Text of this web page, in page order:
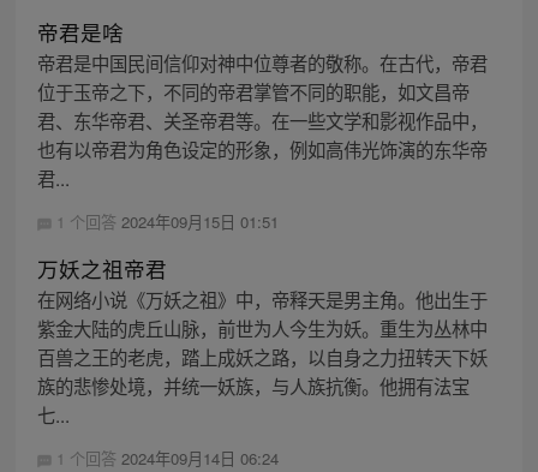
帝君是啥
帝君是中国民间信仰对神中位尊者的敬称。在古代，帝君
位于玉帝之下，不同的帝君掌管不同的职能，如文昌帝
君、东华帝君、关圣帝君等。在一些文学和影视作品中，
也有以帝君为角色设定的形象，例如高伟光饰演的东华帝
君...
1 个回答 2024年09月15日 01:51
万妖之祖帝君
在网络小说《万妖之祖》中，帝释天是男主角。他出生于
紫金大陆的虎丘山脉，前世为人今生为妖。重生为丛林中
百兽之王的老虎，踏上成妖之路，以自身之力扭转天下妖
族的悲惨处境，并统一妖族，与人族抗衡。他拥有法宝
七...
1 个回答 2024年09月14日 06:24